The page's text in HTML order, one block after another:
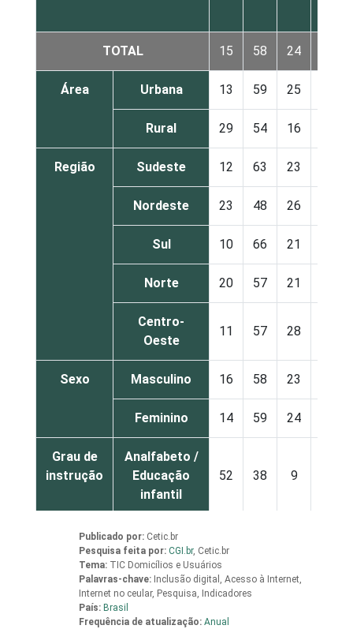
TOTAL 15 58 24
Área Urbana 13 59 25
Rural 29 54 16
Região Sudeste 12 63 23
Nordeste 23 48 26
Sul 10 66 21
Norte 20 57 21
Centro-
Oeste
11 57 28
Sexo Masculino 16 58 23
Feminino 14 59 24
Grau de
instrução
Analfabeto /
Educação
infantil
52 38 9
Fundamental
Médio 4 62 31
Publicado por: Cetic.br
Pesquisa feita por: CGI.br, Cetic.br
Tema: TIC Domicílios e Usuários
Palavras-chave: Inclusão digital, Acesso à Internet,
Internet no ceular, Pesquisa, Indicadores
País: Brasil
Frequência de atualização: Anual